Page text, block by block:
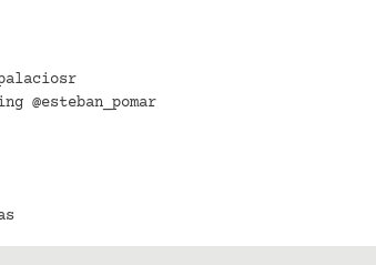
@esteban_pomar